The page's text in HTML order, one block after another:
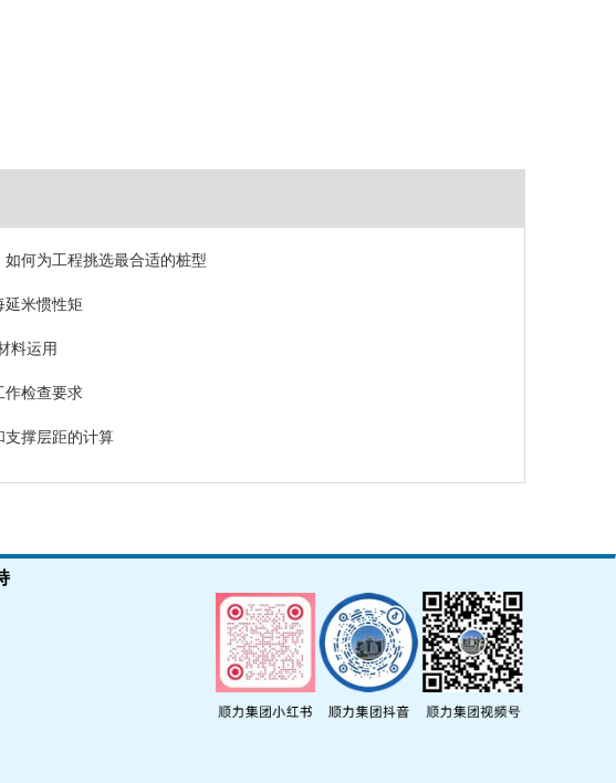
何为工程挑选最合适的桩型
延米惯性矩
料运用
作检查要求
支撑层距的计算